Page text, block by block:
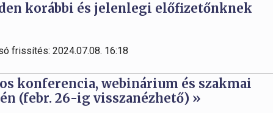
korábbi és jelenlegi előfizetőnknek
frissítés: 2024.07.08. 16:18
konferencia, webinárium és szakmai
(febr. 26-ig visszanézhető) »